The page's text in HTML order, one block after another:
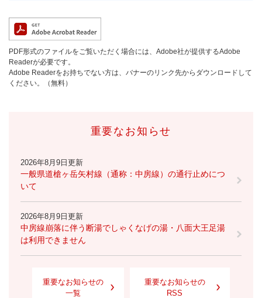
PDF形式のファイルをご覧いただく場合には、Adobe社が提供するAdobe
Readerが必要です。
Adobe Readerをお持ちでない方は、バナーのリンク先からダウンロードして
ください。（無料）
重要なお知らせ
2026年8月9日更新
一般県道槍ヶ岳矢村線（通称：中房線）の通行止めにつ
いて
2026年8月9日更新
中房線崩落に伴う断湯でしゃくなげの湯・八面大王足湯
は利用できません
重要なお知らせの
一覧
重要なお知らせの
RSS